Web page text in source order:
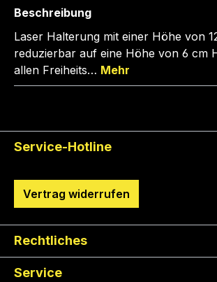
Beschreibung
Laser Halterung mit einer Höhe von
reduzierbar auf eine Höhe von 6 cm
allen Freiheits… Mehr
Service-Hotline
Vertrag widerrufen
Rechtliches
Service